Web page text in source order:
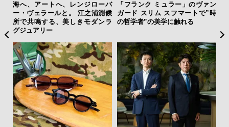
海へ、アートへ、レンジローバ
ー・ヴェラールと。 江之浦測候
所で共鳴する、美しきモダンラ
グジュアリー
「フランク ミュラー」のヴァン
ガード スリム スフマートで”時
の哲学者”の美学に触れる
心を